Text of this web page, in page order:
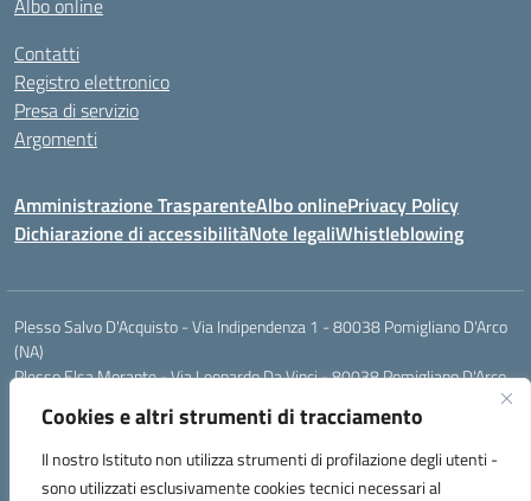
Cookies e altri strumenti di tracciamento
Il nostro Istituto non utilizza strumenti di profilazione degli utenti -
sono utilizzati esclusivamente cookies tecnici necessari al
Albo online
Contatti
Registro elettronico
Presa di servizio
Argomenti
Amministrazione TrasparenteAlbo onlinePrivacy Policy
Dichiarazione di accessibilitàNote legaliWhistleblowing
Plesso Salvo D'Acquisto - Via Indipendenza 1 - 80038 Pomigliano D'Arco
(NA)
Plesso Elsa Morante - Via Leonardo Da Vinci - 80038 Pomigliano D'Arco
Plesso Leone - Via Pascoli - 80038 Pomigliano D'Arco (NA)
Tel.:0813177304 - Mail: naic8g1003@istruzione.it - Pec: